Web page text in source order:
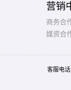
营销
商务合
媒资合
客服电